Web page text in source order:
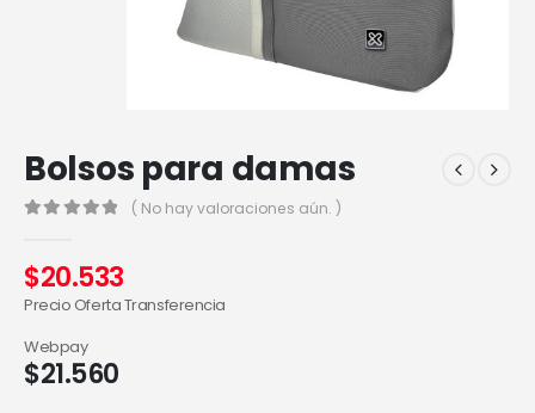
Bolsos para damas
( No hay valoraciones aún. )
$20.533
Precio Oferta Transferencia
$21.560
Webpay